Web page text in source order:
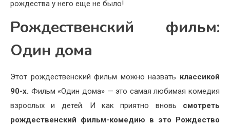
рождества у него еще не было!
Рождественский фильм:
Один дома
Этот рождественский фильм можно назвать классикой
90-х. Фильм «Один дома» — это самая любимая комедия
взрослых и детей. И как приятно вновь смотреть
рождественский фильм-комедию в это Рождество